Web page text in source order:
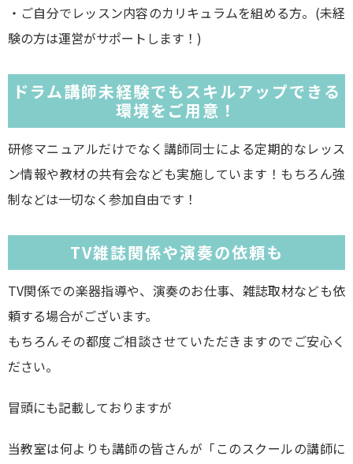
・ご自分でレッスン内容のカリキュラムを組める方。(未経
験の方は運営がサポートします！)
ドラム講師未経験でもスキルアップできる
環境をご用意！
研修マニュアルだけでなく講師同士による定期的なレッス
ン情報や教材の共有会なども実施しています！もちろん強
制などは一切なく参加自由です！
TV雑誌関係や演奏の依頼も
TV関係での楽器指導や、演奏のお仕事、雑誌取材なども依
頼する場合がございます。
もちろんその都度ご相談させていただきますのでご安心く
ださい。
冒頭にも記載しておりますが
当教室は何よりも講師の皆さんが「このスクールの講師に